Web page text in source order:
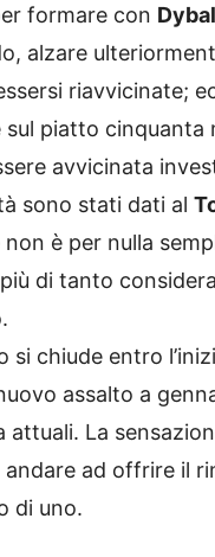
formare con
alzare
riavvicinate;
piatto cinquanta
avvicinata
sono stati dati al
è per nulla
di tanto
chiude entro
assalto a
La
ad offrire il
di uno.